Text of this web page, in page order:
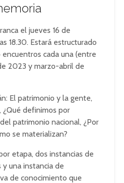
el jueves 16 de
18.30. Estará estructurado
cada una (entre
2023 y marzo-abril de
El patrimonio y la gente,
¿Qué definimos por
patrimonio nacional, ¿Por
se materializan?
etapa, dos instancias de
una instancia de
de conocimiento que